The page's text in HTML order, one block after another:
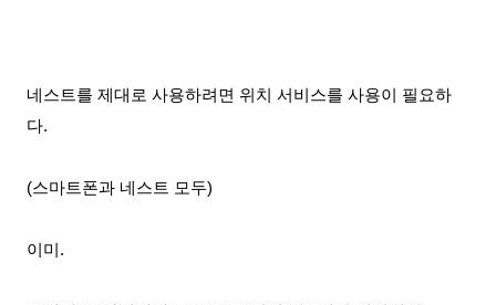
네스트를 제대로 사용하려면 위치 서비스를 사용이 필요하
다.
(스마트폰과 네스트 모두)
이미.